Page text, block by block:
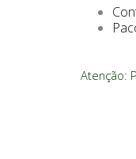
Atenção: